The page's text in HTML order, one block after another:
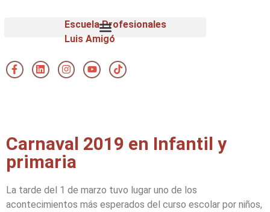
Escuela Profesionales
Luis Amigó
Carnaval 2019 en Infantil y
primaria
La tarde del 1 de marzo tuvo lugar uno de los
acontecimientos más esperados del curso escolar por niños,